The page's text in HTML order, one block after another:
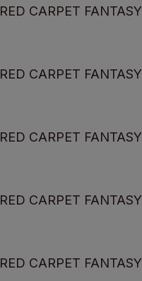
RED CARPET FANTASY
RED CARPET FANTASY
RED CARPET FANTASY
RED CARPET FANTASY
RED CARPET FANTASY